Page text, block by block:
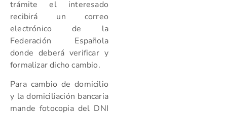
trámite el interesado
recibirá un correo
electrónico de la
Federación Española
donde deberá verificar y
formalizar dicho cambio.
Para cambio de domicilio
y la domiciliación bancaria
mande fotocopia del DNI